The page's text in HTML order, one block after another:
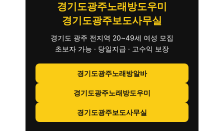
경기도광주노래방도우미
경기도광주보도사무실
경기도 광주 전지역 20~49세 여성 모집
초보자 가능 · 당일지급 · 고수익 보장
경기도광주노래방알바
경기도광주노래방도우미
경기도광주보도사무실